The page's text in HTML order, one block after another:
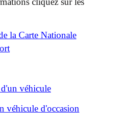
la Carte Nationale
véhicule
véhicule d'occasion